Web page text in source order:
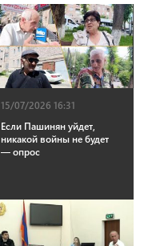
15/07/2026 16:31
Если Пашинян уйдет,
никакой войны не будет
— опрос